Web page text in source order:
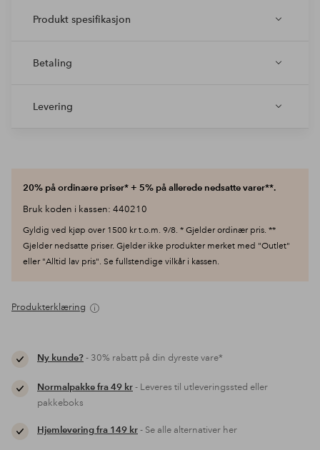
Produkt spesifikasjon
Betaling
Levering
20% på ordinære priser* + 5% på allerede nedsatte varer**.
Bruk koden i kassen: 440210
Gyldig ved kjøp over 1500 kr t.o.m. 9/8. * Gjelder ordinær pris. **
Gjelder nedsatte priser. Gjelder ikke produkter merket med "Outlet"
eller "Alltid lav pris". Se fullstendige vilkår i kassen.
Produkterklæring
Ny kunde?- 30% rabatt på din dyreste vare*
Normalpakke fra 49 kr- Leveres til utleveringssted eller
pakkeboks
Hjemlevering fra 149 kr- Se alle alternativer her